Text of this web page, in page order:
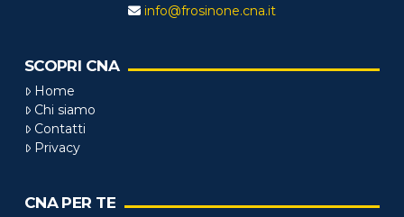
info@frosinone.cna.it
SCOPRI CNA
Home
Chi siamo
Contatti
Privacy
CNA PER TE